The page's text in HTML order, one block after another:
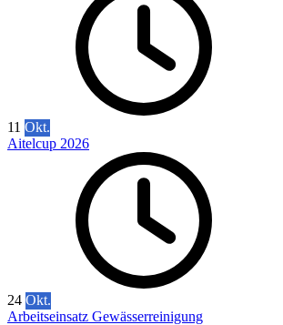
11 Okt.
Aitelcup 2026
24 Okt.
Arbeitseinsatz Gewässerreinigung